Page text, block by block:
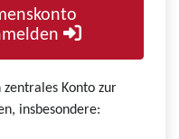
Konto zur
insbesondere: